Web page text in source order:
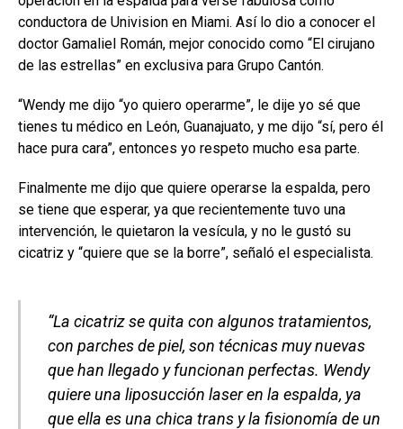
conductora de Univision en Miami. Así lo dio a conocer el
doctor Gamaliel Román, mejor conocido como “El cirujano
de las estrellas” en exclusiva para Grupo Cantón.
“Wendy me dijo “yo quiero operarme”, le dije yo sé que
tienes tu médico en León, Guanajuato, y me dijo “sí, pero él
hace pura cara”, entonces yo respeto mucho esa parte.
Finalmente me dijo que quiere operarse la espalda, pero
se tiene que esperar, ya que recientemente tuvo una
intervención, le quietaron la vesícula, y no le gustó su
cicatriz y “quiere que se la borre”, señaló el especialista.
“La cicatriz se quita con algunos tratamientos,
con parches de piel, son técnicas muy nuevas
que han llegado y funcionan perfectas. Wendy
quiere una liposucción laser en la espalda, ya
que ella es una chica trans y la fisionomía de un